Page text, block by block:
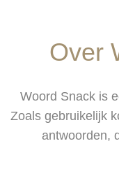
Over
Woord Snack is
Zoals gebruikelijk
antwoorden,